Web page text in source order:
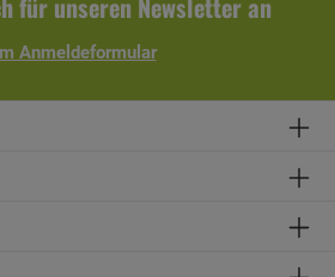
(Korngröße 50-80 /
1 cbm (Kubikmeter) = ca.
für unseren Newsletter an
Anmeldeformular